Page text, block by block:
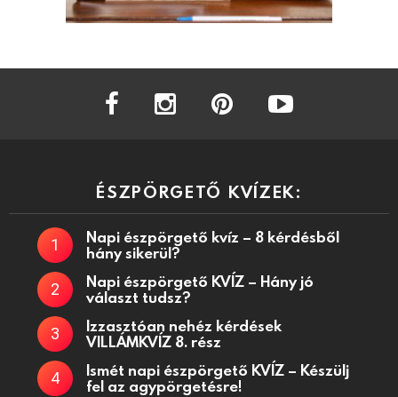
facebook instagram
ÉSZPÖRGETŐ KVÍZEK:
Napi észpörgető kvíz – 8 kérdésből
hány sikerül?
Napi észpörgető KVÍZ – Hány jó
választ tudsz?
Izzasztóan nehéz kérdések
VILLÁMKVÍZ 8. rész
Ismét napi észpörgető KVÍZ – Készülj
fel az agypörgetésre!